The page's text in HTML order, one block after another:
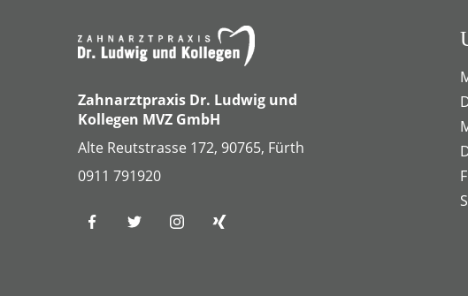
Zahnarztpraxis Dr. Ludwig und
Kollegen MVZ GmbH
Alte Reutstrasse 172, 90765, Fürth
0911 791920